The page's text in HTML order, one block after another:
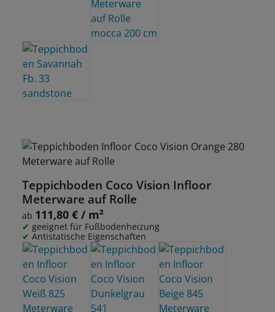
Teppichboden Coco Vision Infloor
Meterware auf Rolle
Regulärer Preis:
ab 111,80 € / m²
geeignet für Fußbodenheizung
Antistatische Eigenschaften